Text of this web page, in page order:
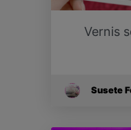
Vernis
Susete